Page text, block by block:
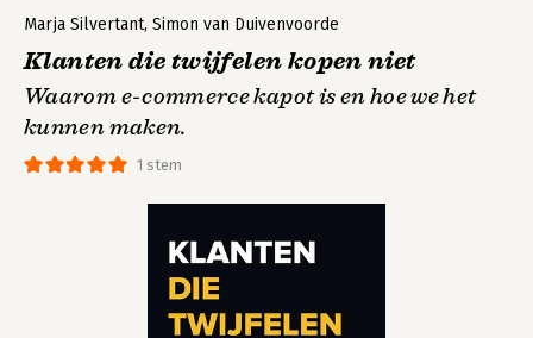
1 stem
Marja Silvertant, Simon van Duivenvoorde
Klanten die twijfelen kopen niet
Waarom e-commerce kapot is en hoe we het
kunnen maken.